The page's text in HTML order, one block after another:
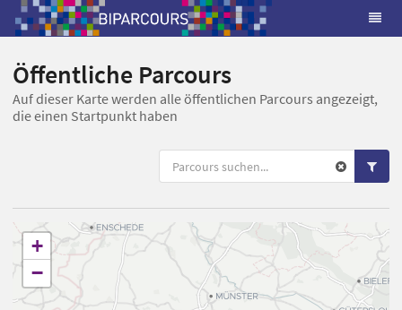
Öffentliche Parcours
Auf dieser Karte werden alle öffentlichen Parcours angezeigt,
die einen Startpunkt haben
+
−